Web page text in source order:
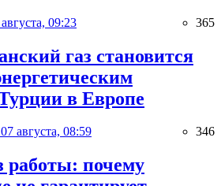
09:23 365
газ становится
в Европе
07 августа, 08:59 346
работы: почему